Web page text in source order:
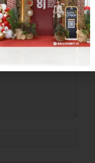
Required fields are marked*